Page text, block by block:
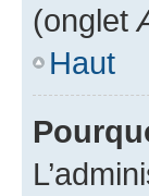
(onglet
Haut